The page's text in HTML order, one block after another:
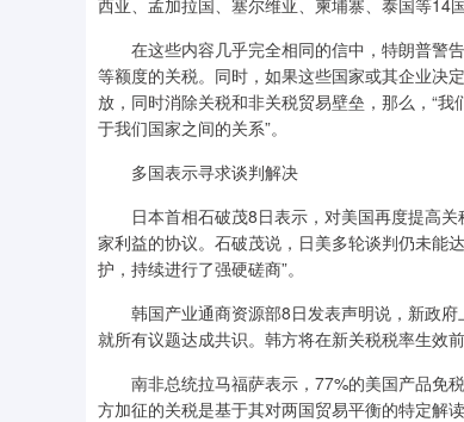
西亚、孟加拉国、塞尔维亚、柬埔寨、泰国等14
在这些内容几乎完全相同的信中，特朗普警告
等额度的关税。同时，如果这些国家或其企业决
放，同时消除关税和非关税贸易壁垒，那么，“
于我们国家之间的关系”。
多国表示寻求谈判解决
日本首相石破茂8日表示，对美国再度提高关
家利益的协议。石破茂说，日美多轮谈判仍未能
护，持续进行了强硬磋商”。
韩国产业通商资源部8日发表声明说，新政府
就所有议题达成共识。韩方将在新关税税率生效
南非总统拉马福萨表示，77%的美国产品免税
方加征的关税是基于其对两国贸易平衡的特定解